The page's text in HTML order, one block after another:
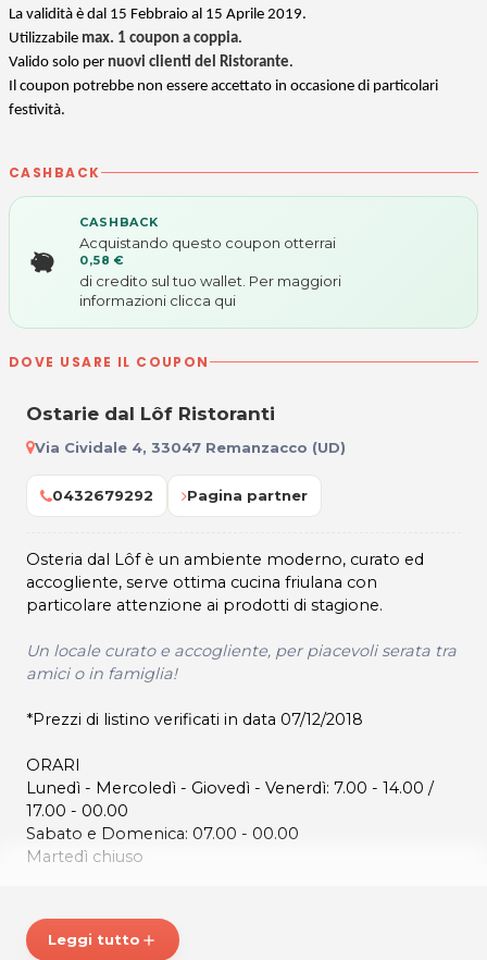
La validità è dal 15 Febbraio al 15 Aprile 2019.
Utilizzabile max. 1 coupon a coppia.
Valido solo per nuovi clienti del Ristorante.
Il coupon potrebbe non essere accettato in occasione di particolari
festività.
CASHBACK
CASHBACK
Acquistando questo coupon otterrai
0,58 €
di credito sul tuo wallet. Per maggiori
informazioni clicca qui
DOVE USARE IL COUPON
Ostarie dal Lôf Ristoranti
Via Cividale 4, 33047 Remanzacco (UD)
0432679292 Pagina partner
Osteria dal Lôf è un ambiente moderno, curato ed
accogliente, serve ottima cucina friulana con
particolare attenzione ai prodotti di stagione.
Un locale curato e accogliente, per piacevoli serata tra
amici o in famiglia!
*Prezzi di listino verificati in data 07/12/2018
ORARI
Lunedì - Mercoledì - Giovedì - Venerdì: 7.00 - 14.00 /
17.00 - 00.00
Sabato e Domenica: 07.00 - 00.00
Martedì chiuso
Via Cividale 4
33047 Remanzacco
Leggi tutto add